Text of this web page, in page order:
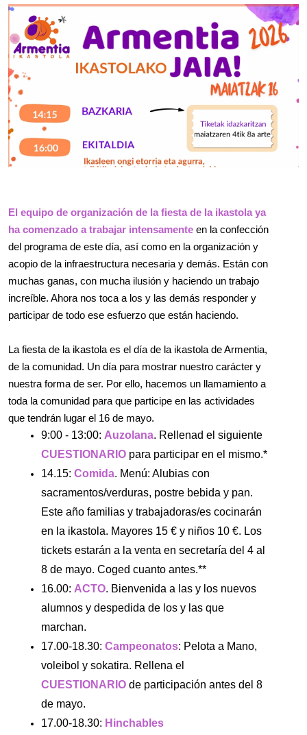
Irudia
El equipo de organización de la fiesta de la ikastola ya
ha comenzado a trabajar intensamente en la confección
del programa de este día, así como en la organización y
acopio de la infraestructura necesaria y demás. Están con
muchas ganas, con mucha ilusión y haciendo un trabajo
increíble. Ahora nos toca a los y las demás responder y
participar de todo ese esfuerzo que están haciendo.
La fiesta de la ikastola es el día de la ikastola de Armentia,
de la comunidad. Un día para mostrar nuestro carácter y
nuestra forma de ser. Por ello, hacemos un llamamiento a
toda la comunidad para que participe en las actividades
que tendrán lugar el 16 de mayo.
9:00 - 13:00: Auzolana. Rellenad el siguiente
CUESTIONARIO para participar en el mismo.*
14.15: Comida. Menú: Alubias con
sacramentos/verduras, postre bebida y pan.
Este año familias y trabajadoras/es cocinarán
en la ikastola. Mayores 15 € y niños 10 €. Los
tickets estarán a la venta en secretaría del 4 al
8 de mayo. Coged cuanto antes.**
16.00: ACTO. Bienvenida a las y los nuevos
alumnos y despedida de los y las que
marchan.
17.00-18.30: Campeonatos: Pelota a Mano,
voleibol y sokatira. Rellena el
CUESTIONARIO de participación antes del 8
de mayo.
17.00-18.30: Hinchables